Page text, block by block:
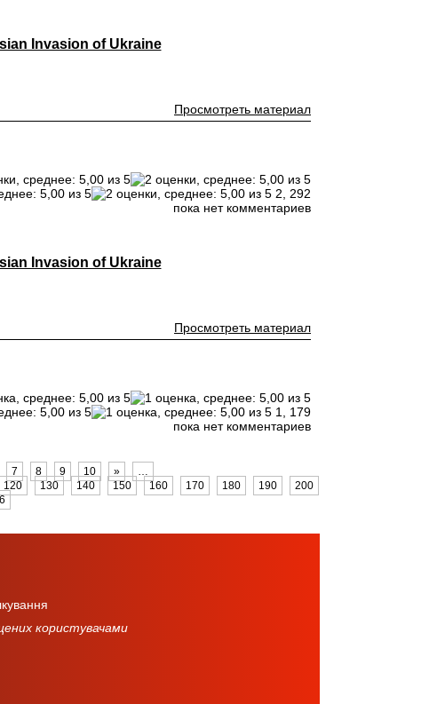
Invasion of Ukraine
Просмотреть материал
2, 292
пока нет комментариев
Invasion of Ukraine
Просмотреть материал
1, 179
пока нет комментариев
7 8 9 10 »
…
120 130 140 150 160 170 180 190 200
користувачами